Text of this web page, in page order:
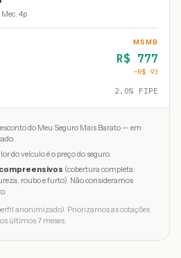
4p
MSMB
R$ 777
−R$ 93
2.0% FIPE
do Meu Seguro Mais Barato — em
do veículo é o preço do seguro.
(cobertura completa:
roubo e furto). Não consideramos
anonimizado). Priorizamos as cotações
últimos 7 meses.